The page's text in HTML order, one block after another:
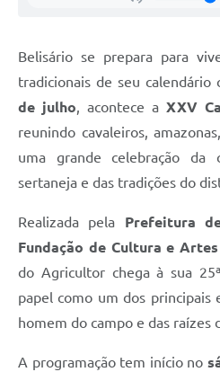
Belisário se prepara para
tradicionais de seu calendário
de julho, acontece a XXV
reunindo cavaleiros,
uma grande celebração da
sertaneja e das tradições do
Realizada pela Prefeitura
Fundação de Cultura e
do Agricultor chega à sua
papel como um dos principais
homem do campo e das raízes
A programação tem início no